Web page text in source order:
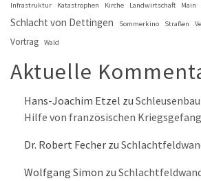
Infrastruktur Katastrophen Kirche Landwirtschaft Main
Schlacht von Dettingen Sommerkino Straßen
Vortrag Wald
Aktuelle
Hans-Joachim Etzel zu
Hilfe von französischen
Dr. Robert Fecher zu
Wolfgang Simon zu